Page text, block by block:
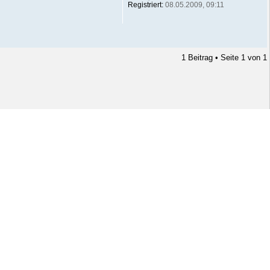
Registriert:08.05.2009, 09:11
1 Beitrag • Seite 1 von 1